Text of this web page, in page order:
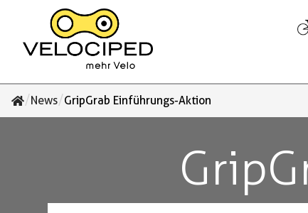
/News/GripGrab Einführungs-Aktion